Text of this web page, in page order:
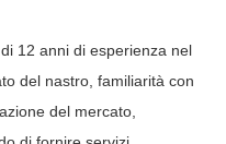
12 anni di esperienza nel
del nastro, familiarità con
del mercato,